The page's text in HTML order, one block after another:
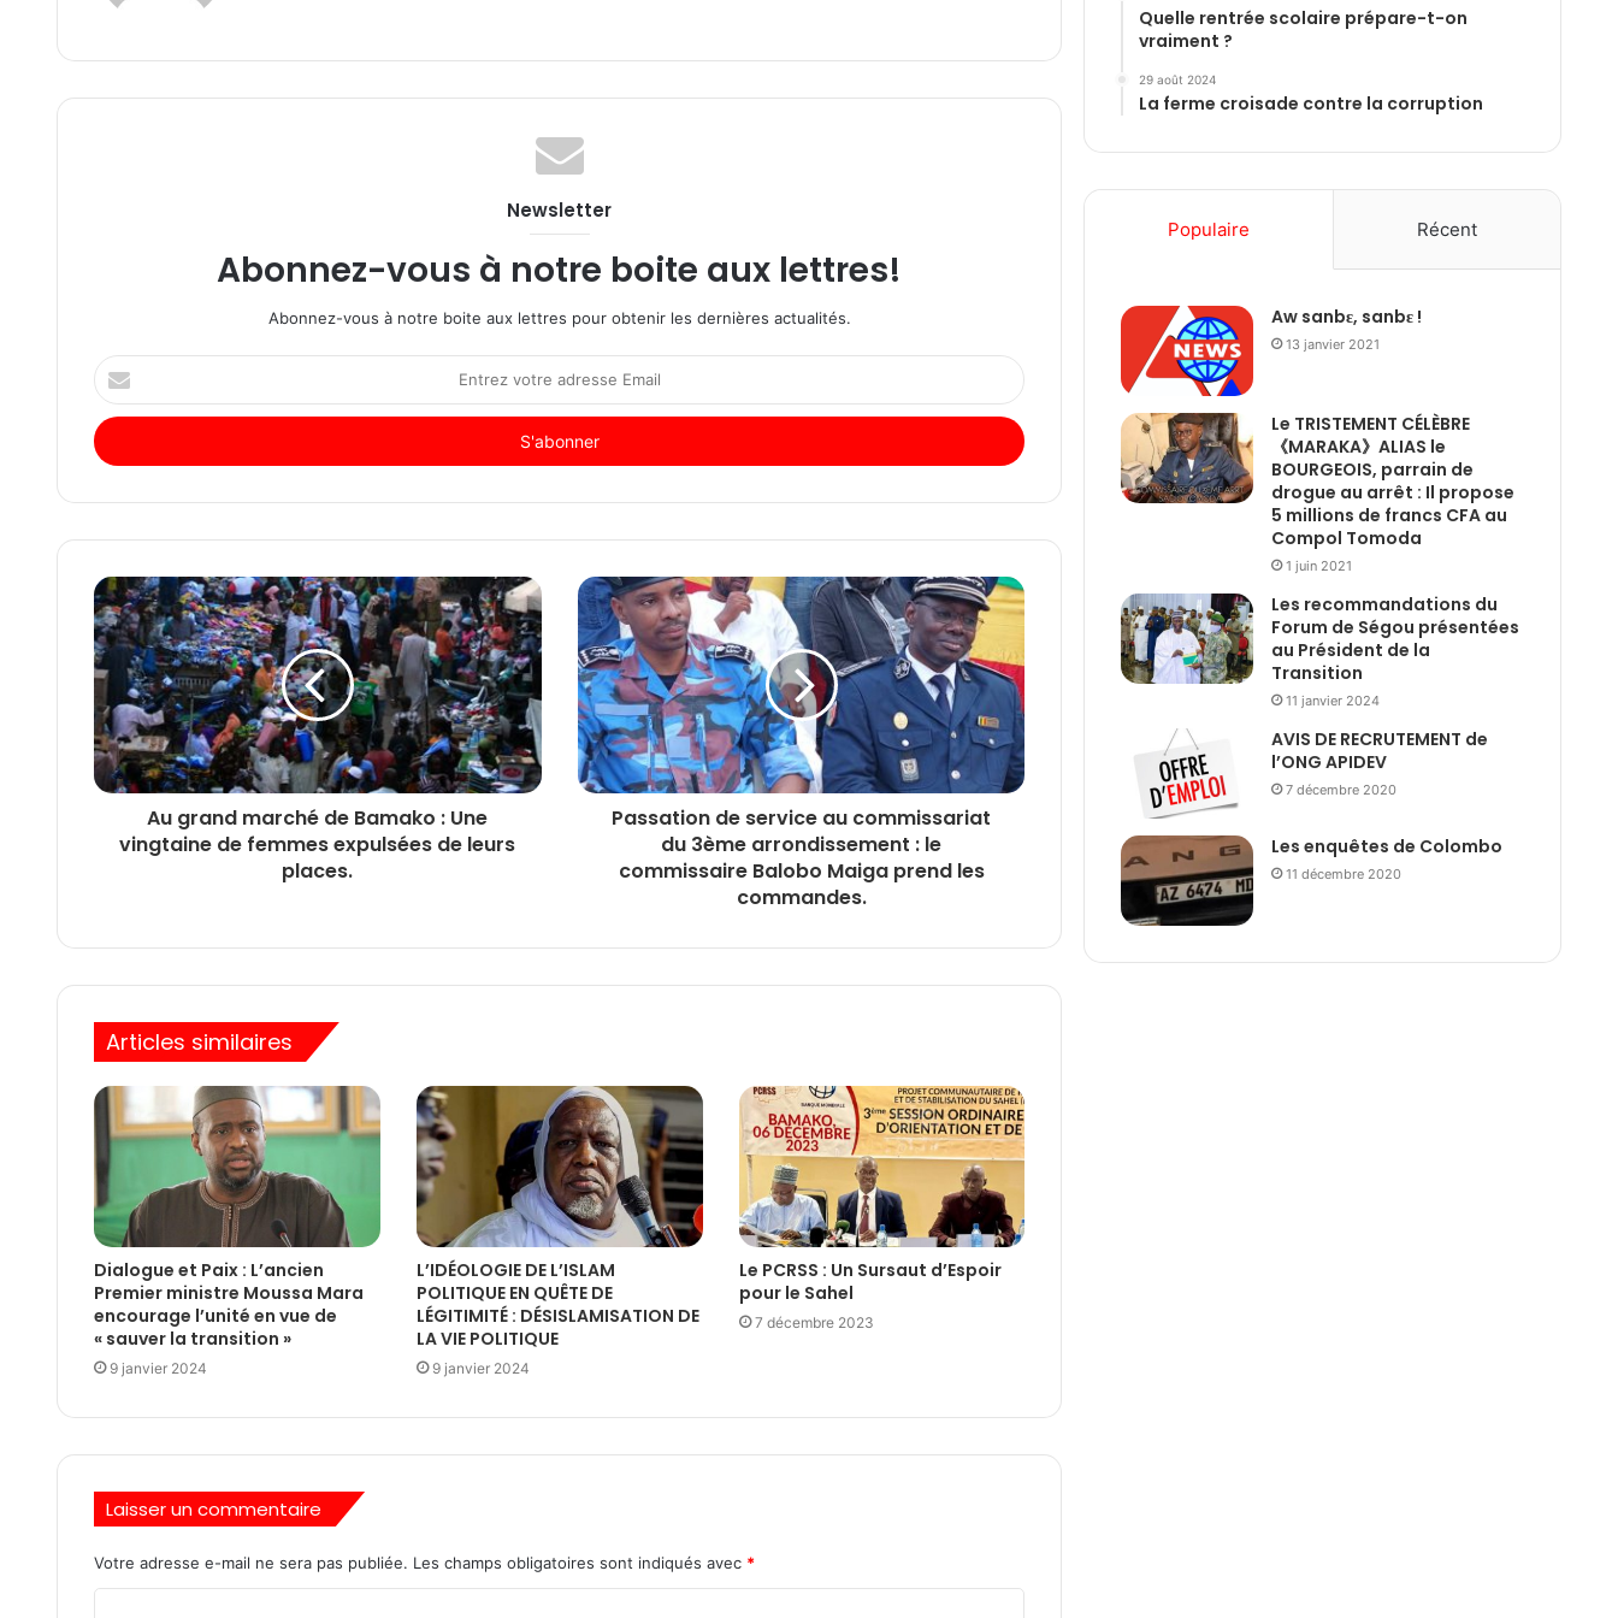
Newsletter
Abonnez-vous à notre boite aux lettres!
Abonnez-vous à notre boite aux lettres pour obtenir les dernières actualités.
Entrez
votre
adresse
Email
Au grand marché de Bamako : Une
vingtaine de femmes expulsées de leurs
places.
Passation de service au commissariat
du 3ème arrondissement : le
commissaire Balobo Maiga prend les
commandes.
Articles similaires
Dialogue et Paix : L’ancien
Premier ministre Moussa Mara
encourage l’unité en vue de
« sauver la transition »
9 janvier 2024
L’IDÉOLOGIE DE L’ISLAM
POLITIQUE EN QUÊTE DE
LÉGITIMITÉ : DÉSISLAMISATION DE
LA VIE POLITIQUE
9 janvier 2024
Le PCRSS : Un Sursaut d’Espoir
pour le Sahel
7 décembre 2023
Laisser un commentaire
Votre adresse e-mail ne sera pas publiée. Les champs obligatoires sont indiqués avec *
Quelle rentrée scolaire prépare-t-on
vraiment ?
29 août 2024
La ferme croisade contre la corruption
Populaire Récent
Aw sanbɛ, sanbɛ !
13 janvier 2021
Le TRISTEMENT CÉLÈBRE
《MARAKA》ALIAS le
BOURGEOIS, parrain de
drogue au arrêt : Il propose
5 millions de francs CFA au
Compol Tomoda
1 juin 2021
Les recommandations du
Forum de Ségou présentées
au Président de la
Transition
11 janvier 2024
AVIS DE RECRUTEMENT de
l’ONG APIDEV
7 décembre 2020
Les enquêtes de Colombo
11 décembre 2020